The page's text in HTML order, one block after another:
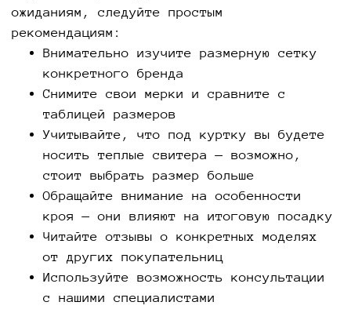
ожиданиям, следуйте простым
рекомендациям:
Внимательно изучите размерную сетку
конкретного бренда
Снимите свои мерки и сравните с
таблицей размеров
Учитывайте, что под куртку вы будете
носить теплые свитера — возможно,
стоит выбрать размер больше
Обращайте внимание на особенности
кроя — они влияют на итоговую посадку
Читайте отзывы о конкретных моделях
от других покупательниц
Используйте возможность консультации
с нашими специалистами